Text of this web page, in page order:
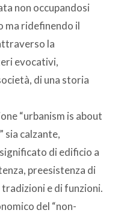
non occupandosi
ma ridefinendo il
la
evocativi,
di una storia
“urbanism is about
sia calzante,
di edificio a
preesistenza di
e di funzioni.
del “non-